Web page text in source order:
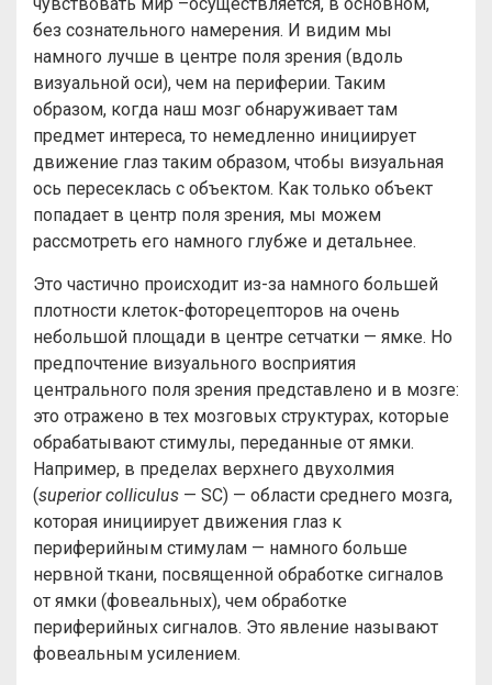
без сознательного намерения. И видим мы
намного лучше в центре поля зрения (вдоль
визуальной оси), чем на периферии. Таким
образом, когда наш мозг обнаруживает там
предмет интереса, то немедленно инициирует
движение глаз таким образом, чтобы визуальная
ось пересеклась с объектом. Как только объект
попадает в центр поля зрения, мы можем
рассмотреть его намного глубже и детальнее.
Это частично происходит из-за намного большей
плотности клеток-фоторецепторов на очень
небольшой площади в центре сетчатки — ямке. Но
предпочтение визуального восприятия
центрального поля зрения представлено и в мозге:
это отражено в тех мозговых структурах, которые
обрабатывают стимулы, переданные от ямки.
Например, в пределах верхнего двухолмия
(superior colliculus — SC) — области среднего мозга,
которая инициирует движения глаз к
периферийным стимулам — намного больше
нервной ткани, посвященной обработке сигналов
от ямки (фовеальных), чем обработке
периферийных сигналов. Это явление называют
фовеальным усилением.